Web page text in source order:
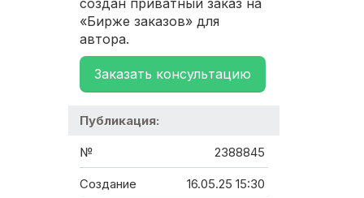
создан приватный заказ на
«Бирже заказов» для
автора.
Заказать консультацию
Публикация:
№ 2388845
Создание 16.05.25 15:30